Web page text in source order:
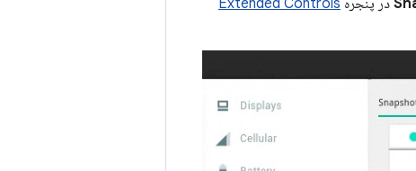
در پنجره Extended Controls